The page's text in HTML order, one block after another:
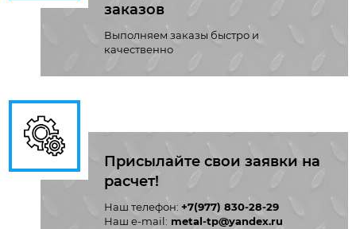
заказов
Выполняем заказы быстро и
качественно
Присылайте свои заявки на
расчет!
Наш телефон: +7(977) 830-28-29
Наш e-mail: metal-tp@yandex.ru